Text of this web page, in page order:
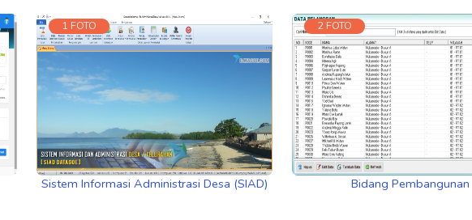
1 FOTO
Sistem Informasi Administrasi Desa (SIAD)
2 FOTO
Bidang Pembangunan